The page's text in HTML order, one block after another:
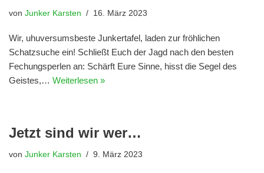
von Junker Karsten 16. März 2023
Wir, uhuversumsbeste Junkertafel, laden zur fröhlichen
Schatzsuche ein! Schließt Euch der Jagd nach den besten
Fechungsperlen an: Schärft Eure Sinne, hisst die Segel des
Geistes,… Weiterlesen »
Jetzt sind wir wer…
von Junker Karsten 9. März 2023